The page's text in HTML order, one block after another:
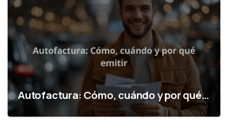
Autofactura: Cómo, cuándo y por qué…